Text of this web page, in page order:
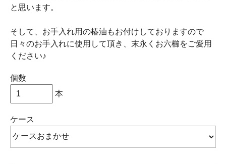
と思います。
そして、お手入れ用の椿油もお付けしておりますので
日々のお手入れに使用して頂き、末永くお六櫛をご愛用
ください♪
個数
本
ケース